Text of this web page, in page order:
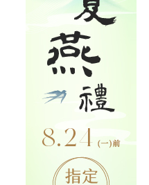
【HitFm正在進行】
活力DJ-阿娟
(聯播)活力DJ-阿娟